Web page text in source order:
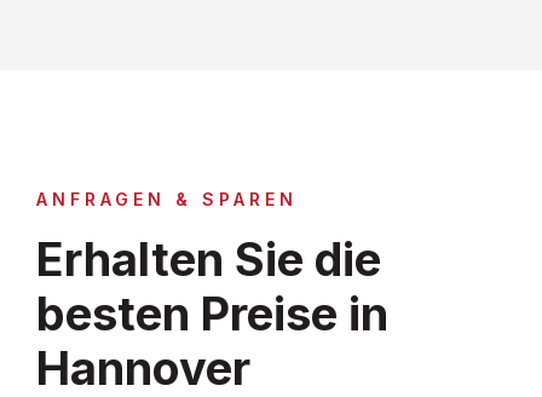
ANFRAGEN & SPAREN
Erhalten Sie die
besten Preise in
Hannover